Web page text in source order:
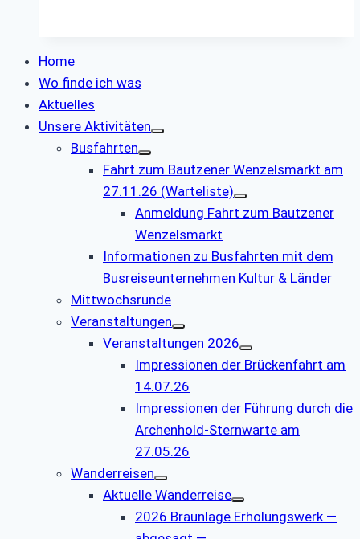
Home
Wo finde ich was
Aktuelles
Unsere Aktivitäten
Busfahrten
Fahrt zum Bautzener Wenzelsmarkt am
27.11.26 (Warteliste)
Anmeldung Fahrt zum Bautzener
Wenzelsmarkt
Informationen zu Busfahrten mit dem
Busreiseunternehmen Kultur & Länder
Mittwochsrunde
Veranstaltungen
Veranstaltungen 2026
Impressionen der Brückenfahrt am
14.07.26
Impressionen der Führung durch die
Archenhold-Sternwarte am
27.05.26
Wanderreisen
Aktuelle Wanderreise
2026 Braunlage Erholungswerk —